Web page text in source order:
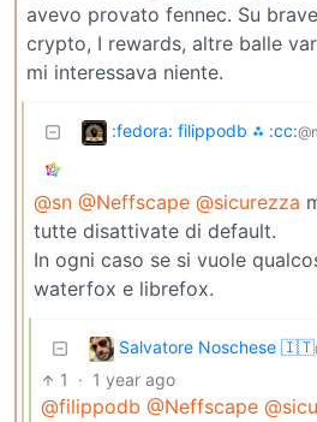
avevo provato fennec. Su
crypto, I rewards, altre balle
mi interessava niente.
:fedora: filippodb ⁂ :cc:
@sn @Neffscape @sicurezza
tutte disattivate di default.
In ogni caso se si vuole
waterfox e librefox.
Salvatore Noschese 🇮🇹
1 · 1 year ago
@filippodb @Neffscape